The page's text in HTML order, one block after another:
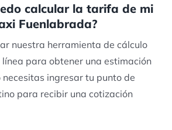
calcular la tarifa de mi
Fuenlabrada?
nuestra herramienta de cálculo
para obtener una estimación
necesitas ingresar tu punto de
para recibir una cotización